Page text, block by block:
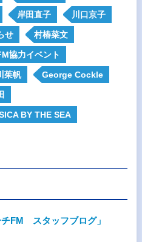
岸田直子 川口京子
せ 村椿菜文
協力イベント
茱帆 George Cockle
BY THE SEA
FM スタッフブログ」